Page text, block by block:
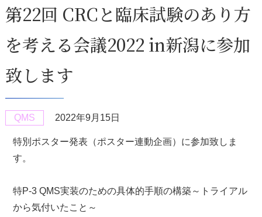
第22回 CRCと臨床試験のあり方
を考える会議2022 in新潟に参加
致します
QMS 2022年9月15日
特別ポスター発表（ポスター連動企画）に参加致しま
す。
特P-3 QMS実装のための具体的手順の構築～トライアル
から気付いたこと～